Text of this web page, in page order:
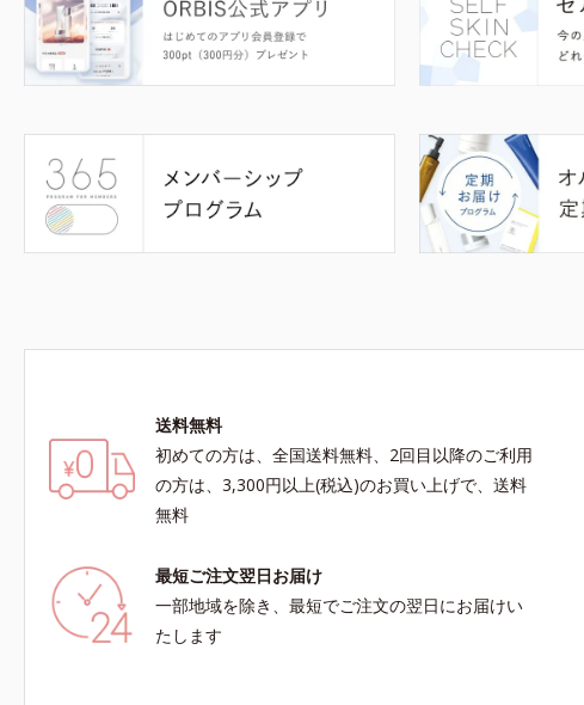
送料無料
初めての方は、全国送料無料、2回目以降のご利用
の方は、3,300円以上(税込)のお買い上げで、送料
無料
最短ご注文翌日お届け
一部地域を除き、最短でご注文の翌日にお届けい
たします